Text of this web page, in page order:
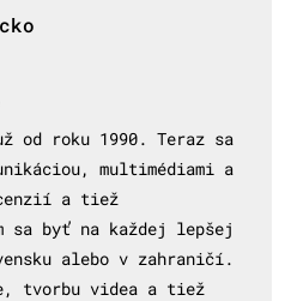
od roku 1990. Teraz sa
multimédiami a
a tiež
sa byť na každej lepšej
alebo v zahraničí.
tvorbu videa a tiež